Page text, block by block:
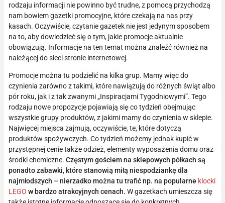
rodzaju informacji nie powinno być trudne, z pomocą przychodzą
nam bowiem gazetki promocyjne, które czekają na nas przy
kasach. Oczywiście, czytanie gazetek nie jest jedynym sposobem
na to, aby dowiedzieć się o tym, jakie promocje aktualnie
obowiązują. Informacje na ten temat można znaleźć również na
należącej do sieci stronie internetowej.
Promocje można tu podzielić na kilka grup. Mamy więc do
czynienia zarówno z takimi, które nawiązują do różnych świąt albo
pór roku, jak i z tak zwanymi „Inspiracjami Tygodniowymi”. Tego
rodzaju nowe propozycje pojawiają się co tydzień obejmując
wszystkie grupy produktów, z jakimi mamy do czynienia w sklepie.
Najwięcej miejsca zajmują, oczywiście, te, które dotyczą
produktów spożywczych. Co tydzień możemy jednak kupić w
przystępnej cenie także odzież, elementy wyposażenia domu oraz
środki chemiczne. Częstym gościem na sklepowych półkach są
ponadto zabawki, które stanowią miłą niespodziankę dla
najmłodszych – nierzadko można tu trafić np. na popularne klocki
LEGO w bardzo atrakcyjnych cenach. W gazetkach umieszcza się